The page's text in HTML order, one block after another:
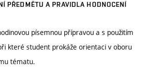
PŘEDMĚTU A PRAVIDLA HODNOCENÍ
písemnou přípravou a s použitím
které student prokáže orientaci v oboru
tématu.